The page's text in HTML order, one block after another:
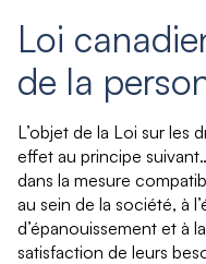
Loi
de la
L’objet de la Loi sur les
effet au principe
dans la mesure
au sein de la société, à
d’épanouissement et à
satisfaction de leurs